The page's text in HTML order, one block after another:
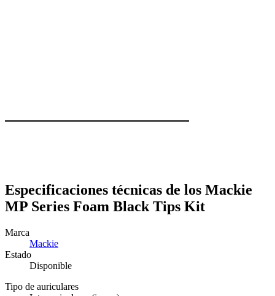
Especificaciones técnicas de los Mackie
MP Series Foam Black Tips Kit
Marca
Mackie
Estado
Disponible
Tipo de auriculares